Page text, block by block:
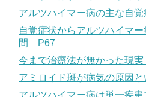
アルツハイマー病の主な自
自覚症状からアルツハイマ
間 P67
今まで治療法が無かった現
アミロイド斑が病気の原因
アルツハイマー病は単一疾